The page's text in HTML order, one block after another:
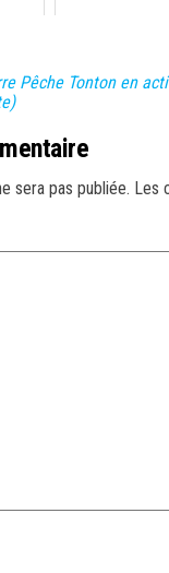
Pêche Tonton en
sera pas publiée. Les